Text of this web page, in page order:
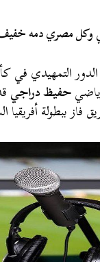
وكل مصري دمه
التمهيدي في
حفيظ دراجي
فاز ببطولة